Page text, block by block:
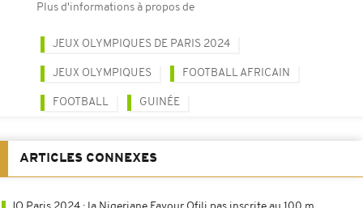
Plus d'informations à propos de
JEUX OLYMPIQUES DE PARIS 2024
JEUX OLYMPIQUES FOOTBALL AFRICAIN
FOOTBALL GUINÉE
ARTICLES CONNEXES